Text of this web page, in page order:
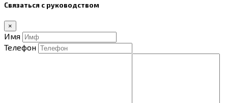
Связаться с руководством
×
Имя
Телефон